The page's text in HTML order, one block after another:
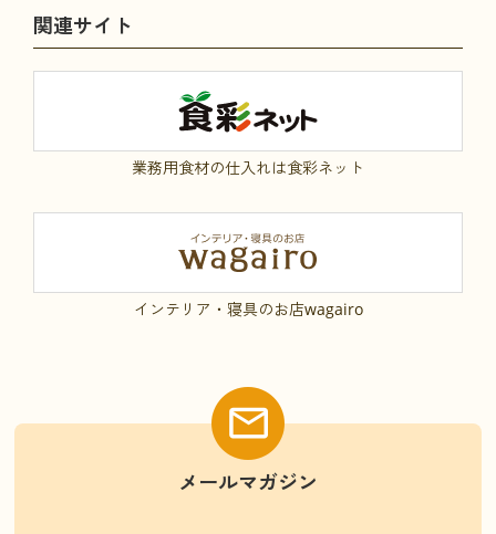
関連サイト
業務用食材の仕入れは食彩ネット
インテリア・寝具のお店wagairo
メールマガジン